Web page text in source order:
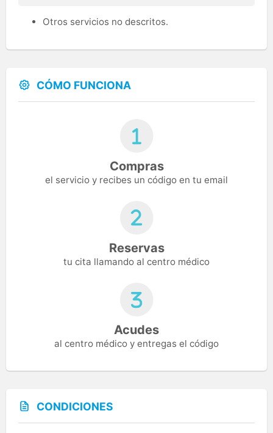
Otros servicios no descritos.
CÓMO FUNCIONA
Compras
el servicio y recibes un código en tu email
Reservas
tu cita llamando al centro médico
Acudes
al centro médico y entregas el código
CONDICIONES